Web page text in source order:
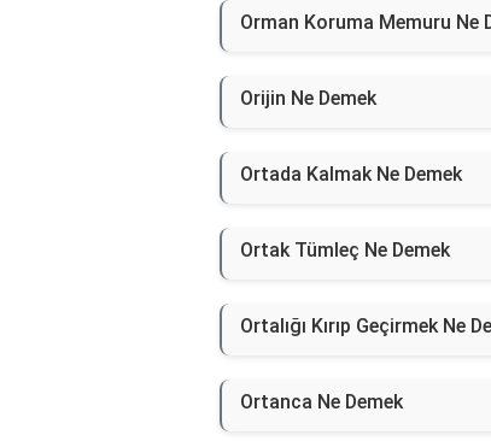
Orman Koruma Memuru Ne
Orijin Ne Demek
Ortada Kalmak Ne Demek
Ortak Tümleç Ne Demek
Ortalığı Kırıp Geçirmek Ne
Ortanca Ne Demek